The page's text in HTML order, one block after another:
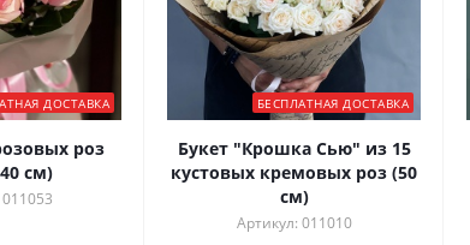
ДОСТАВКА
роз
см)
БЕСПЛАТНАЯ ДОСТАВКА
Букет "Крошка Сью" из 15
кустовых кремовых роз (50
см)
Артикул: 011010